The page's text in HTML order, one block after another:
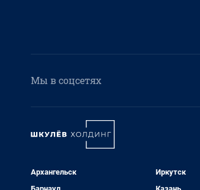
Мы в соцсетях
Архангельск
Иркутск